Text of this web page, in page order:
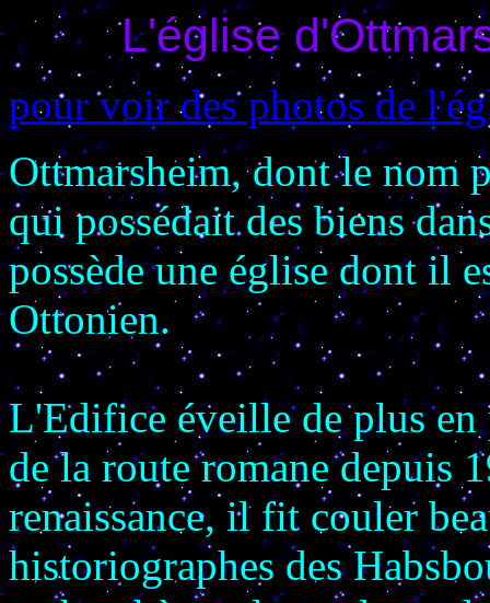
L'église
pour voir des photos de
Ottmarsheim, dont le nom
qui possédait des biens
possède une église dont il
Ottonien.
L'Edifice éveille de plus
de la route romane depuis
renaissance, il fit couler
historiographes des